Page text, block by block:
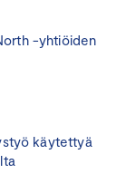
-yhtiöiden
käytettyä